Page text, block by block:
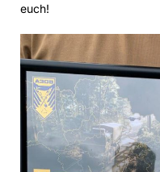
euch!